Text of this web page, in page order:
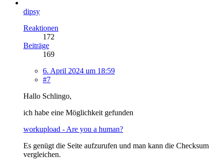
dipsy
Reaktionen
172
Beiträge
169
6. April 2024 um 18:59
#7
Hallo Schlingo,
ich habe eine Möglichkeit gefunden
workupload - Are you a human?
Es genügt die Seite aufzurufen und man kann die Checksum
vergleichen.